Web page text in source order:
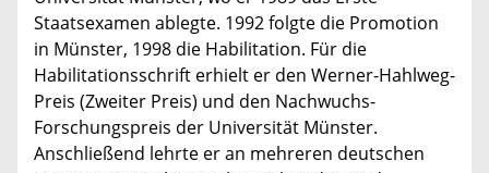
Staatsexamen ablegte. 1992 folgte die Promotion
in Münster, 1998 die Habilitation. Für die
Habilitationsschrift erhielt er den Werner-Hahlweg-
Preis (Zweiter Preis) und den Nachwuchs-
Forschungspreis der Universität Münster.
Anschließend lehrte er an mehreren deutschen